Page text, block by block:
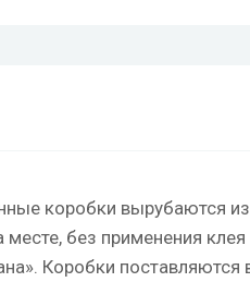
коробки вырубаются из
без применения клея
Коробки поставляются